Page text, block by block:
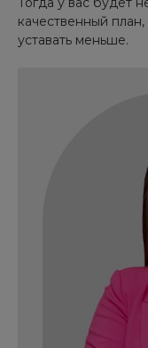
качественный
уставать меньше.